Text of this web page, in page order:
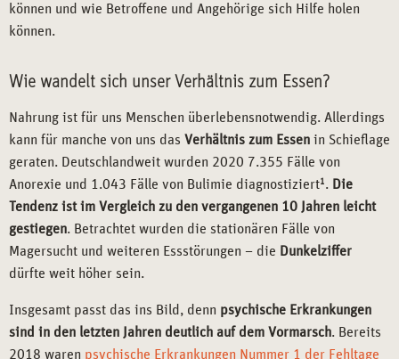
können und wie Betroffene und Angehörige sich Hilfe holen
können.
Wie wandelt sich unser Verhältnis zum Essen?
Nahrung ist für uns Menschen überlebensnotwendig. Allerdings
kann für manche von uns das Verhältnis zum Essen in Schieflage
geraten. Deutschlandweit wurden 2020 7.355 Fälle von
Anorexie und 1.043 Fälle von Bulimie diagnostiziert1 . Die
Tendenz ist im Vergleich zu den vergangenen 10 Jahren leicht
gestiegen. Betrachtet wurden die stationären Fälle von
Magersucht und weiteren Essstörungen – die Dunkelziffer
dürfte weit höher sein.
Insgesamt passt das ins Bild, denn psychische Erkrankungen
sind in den letzten Jahren deutlich auf dem Vormarsch. Bereits
2018 waren psychische Erkrankungen Nummer 1 der Fehltage